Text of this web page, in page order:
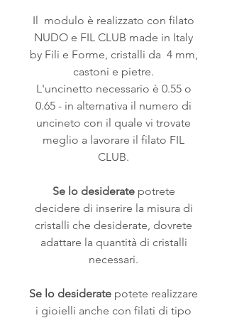
Il modulo è realizzato con filato
NUDO e FIL CLUB made in Italy
by Fili e Forme, cristalli da 4 mm,
castoni e pietre.
L'uncinetto necessario è 0.55 o
0.65 - in alternativa il numero di
uncineto con il quale vi trovate
meglio a lavorare il filato FIL
CLUB.
Se lo desideratepotrete
decidere di inserire la misura di
cristalli che desiderate, dovrete
adattare la quantità di cristalli
necessari.
Se lo desiderate potete realizzare
i gioielli anche con filati di tipo